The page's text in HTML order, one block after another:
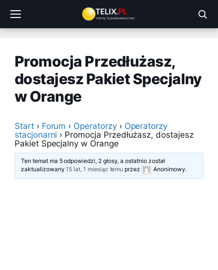
treści
Promocja Przedłużasz,
dostajesz Pakiet Specjalny
w Orange
Start › Forum › Operatorzy › Operatorzy
stacjonarni › Promocja Przedłużasz, dostajesz
Pakiet Specjalny w Orange
Ten temat ma 5 odpowiedzi, 2 głosy, a ostatnio został
zaktualizowany15 lat, 1 miesiąc temu przez Anonimowy.